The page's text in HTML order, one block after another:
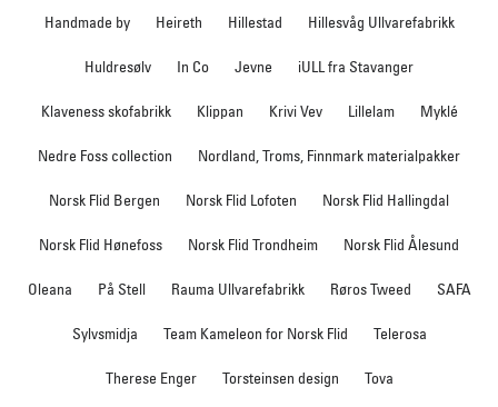
Handmade by Heireth Hillestad Hillesvåg Ullvarefabrikk
Huldresølv In Co Jevne iULL fra Stavanger
Klaveness skofabrikk Klippan Krivi Vev Lillelam Myklé
Nedre Foss collection Nordland, Troms, Finnmark materialpakker
Norsk Flid Bergen Norsk Flid Lofoten Norsk Flid Hallingdal
Norsk Flid Hønefoss Norsk Flid Trondheim Norsk Flid Ålesund
Oleana På Stell Rauma Ullvarefabrikk Røros Tweed SAFA
Sylvsmidja Team Kameleon for Norsk Flid Telerosa
Therese Enger Torsteinsen design Tova